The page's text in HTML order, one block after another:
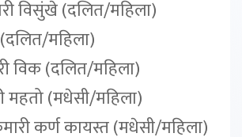
विसुंखे (दलित/महिला)
महिला)
विक (दलित/महिला)
महतो (मधेसी/महिला)
कर्ण कायस्त (मधेसी/महिला)